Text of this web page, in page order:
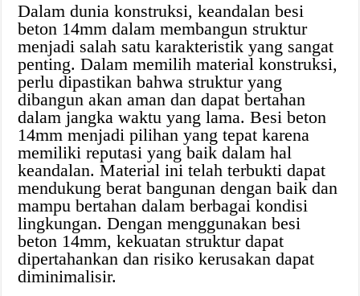
Dalam dunia konstruksi, keandalan besi
beton 14mm dalam membangun struktur
menjadi salah satu karakteristik yang sangat
penting. Dalam memilih material konstruksi,
perlu dipastikan bahwa struktur yang
dibangun akan aman dan dapat bertahan
dalam jangka waktu yang lama. Besi beton
14mm menjadi pilihan yang tepat karena
memiliki reputasi yang baik dalam hal
keandalan. Material ini telah terbukti dapat
mendukung berat bangunan dengan baik dan
mampu bertahan dalam berbagai kondisi
lingkungan. Dengan menggunakan besi
beton 14mm, kekuatan struktur dapat
dipertahankan dan risiko kerusakan dapat
diminimalisir.